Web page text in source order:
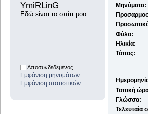
YmiRLinG
Εδώ είναι το σπίτι μου
Αποσυνδεδεμένος
Εμφάνιση μηνυμάτων
Εμφάνιση στατιστικών
Μηνύματα:
Φύλο:
Ηλικία:
Τόπος:
Τοπική
Γλώσσα:
Τελευταία